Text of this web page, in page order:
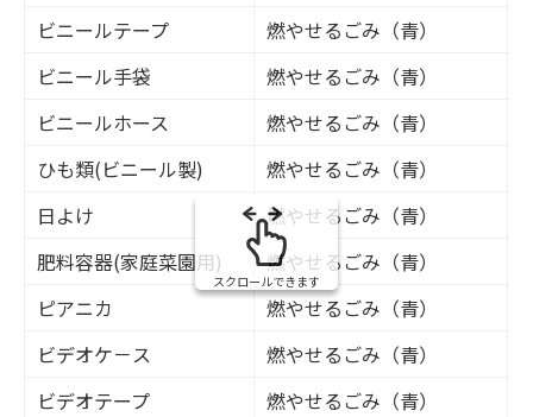
ビニールテープ
燃やせるごみ（青）
ビニール手袋
燃やせるごみ（青）
ビニールホース
燃やせるごみ（青）
ひも類(ビニール製)
燃やせるごみ（青）
日よけ
燃やせるごみ（青）
肥料容器(家庭菜園用)
燃やせるごみ（青）
ピアニカ
燃やせるごみ（青）
ビデオケ－ス
燃やせるごみ（青）
ビデオテープ
燃やせるごみ（青）
スクロールできます